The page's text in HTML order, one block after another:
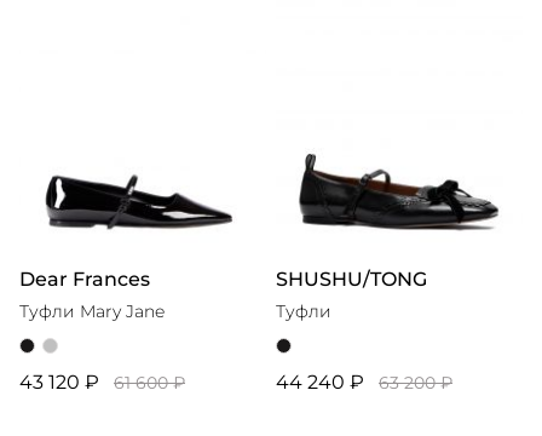
Dear Frances
Туфли Mary Jane
43 120 ₽ 61 600 ₽
SHUSHU/TONG
Туфли
44 240 ₽ 63 200 ₽